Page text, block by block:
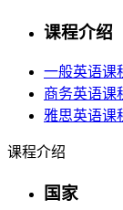
课程介绍
一般英语课
商务英语课
雅思英语课
课程介绍
国家